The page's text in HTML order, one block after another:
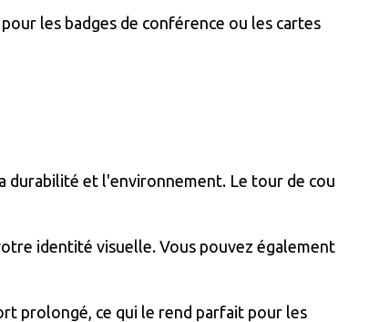
les badges de conférence ou les cartes
durabilité et l'environnement. Le tour de cou
identité visuelle. Vous pouvez également
prolongé, ce qui le rend parfait pour les